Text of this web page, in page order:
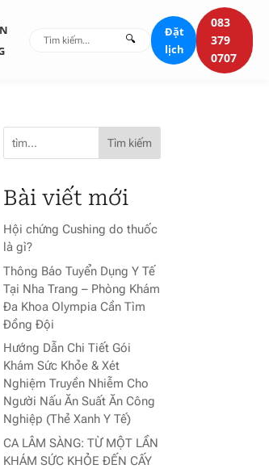
🔍
Đặt
lịch
083
379
0707
Tìm kiếm
Bài viết mới
Hội chứng Cushing do thuốc
là gì?
Thông Báo Tuyển Dụng Y Tế
Tại Nha Trang – Phòng Khám
Đa Khoa Olympia Cần Tìm
Đồng Đội
Hướng Dẫn Chi Tiết Gói
Khám Sức Khỏe & Xét
Nghiệm Truyền Nhiễm Cho
Người Nấu Ăn Suất Ăn Công
Nghiệp (Thẻ Xanh Y Tế)
CA LÂM SÀNG: TỪ MỘT LẦN
KHÁM SỨC KHỎE ĐẾN CẤY